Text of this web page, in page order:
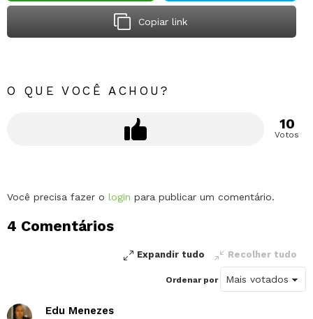
Copiar link
O QUE VOCÊ ACHOU?
10
Votos
Deixe
comentário
Você precisa fazer o login para publicar um comentário.
4 Comentários
Expandir tudo Recolher tudo
Ordenar por
Edu Menezes